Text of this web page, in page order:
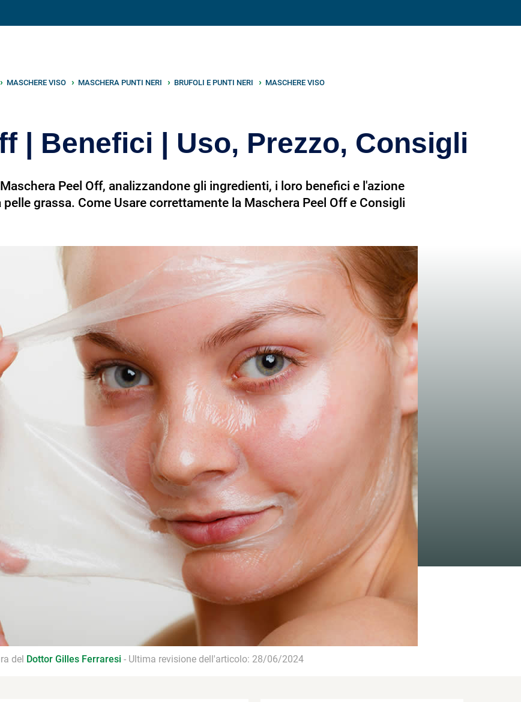
MASCHERE VISO MASCHERA PUNTI NERI BRUFOLI E PUNTI NERI MASCHERE VISO
| Benefici | Uso, Prezzo, Consigli
Peel Off, analizzandone gli ingredienti, i loro benefici e l'azione
grassa. Come Usare correttamente la Maschera Peel Off e Consigli
del Dottor Gilles Ferraresi - Ultima revisione dell'articolo: 28/06/2024